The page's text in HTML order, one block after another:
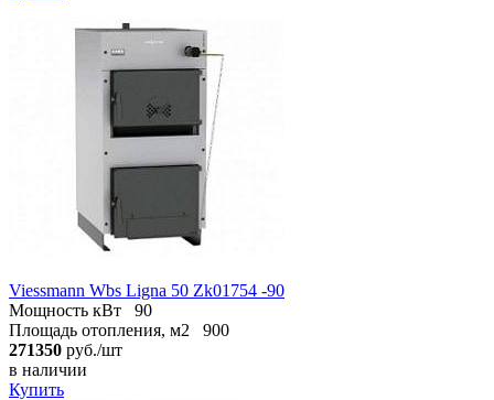
Viessmann Wbs Ligna 50 Zk01754 -90
Мощность кВт
90
Площадь отопления, м2
900
271350 руб./шт
в наличии
Купить